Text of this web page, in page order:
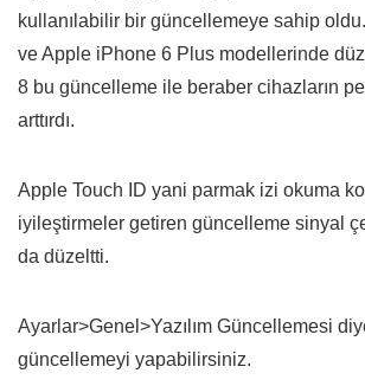
kullanılabilir bir güncellemeye sahip
ve Apple iPhone 6 Plus modellerinde
8 bu güncelleme ile beraber cihazların
arttırdı.
Apple Touch ID yani parmak izi okuma
iyileştirmeler getiren güncelleme sinyal
da düzeltti.
Ayarlar>Genel>Yazılım Güncellemesi
güncellemeyi yapabilirsiniz.